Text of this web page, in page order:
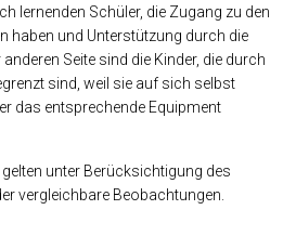
lernenden Schüler, die Zugang zu den
haben und Unterstützung durch die
Seite sind die Kinder, die durch
sind, weil sie auf sich selbst
das entsprechende Equipment
unter Berücksichtigung des
vergleichbare Beobachtungen.